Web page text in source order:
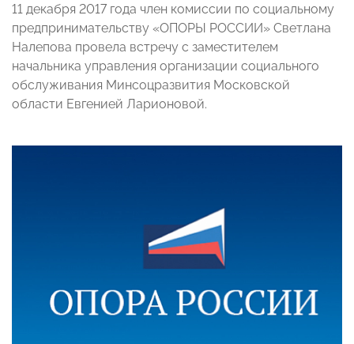
11 декабря 2017 года член комиссии по социальному
предпринимательству «ОПОРЫ РОССИИ» Светлана
Налепова провела встречу с заместителем
начальника управления организации социального
обслуживания Минсоцразвития Московской
области Евгенией Ларионовой.